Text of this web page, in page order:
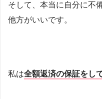
そして、本当に自分に不
他方がいいです。
私は全額返済の保証をし